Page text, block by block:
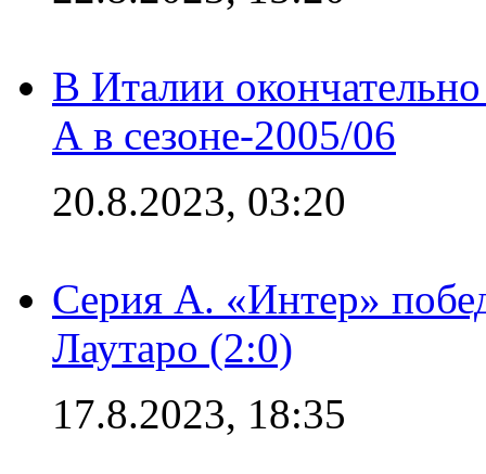
В Италии
А в сезоне-2005/06
20.8.2023, 03:20
Серия А. «Интер»
Лаутаро (2:0)
17.8.2023, 18:35